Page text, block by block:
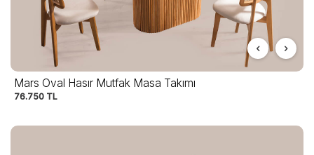
Mars Oval Hasır Mutfak Masa Takımı
76.750 TL